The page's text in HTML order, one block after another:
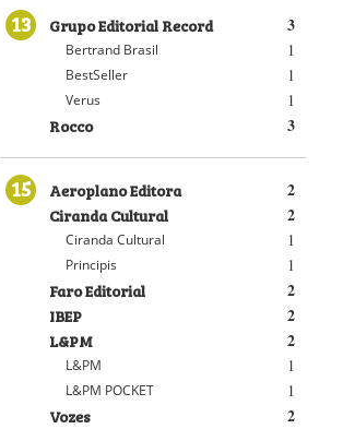
13 3
Grupo Editorial Record
1
Bertrand Brasil
1
BestSeller
1
Verus
3
Rocco
15 2
Aeroplano Editora
2
Ciranda Cultural
1
Ciranda Cultural
1
Principis
2
Faro Editorial
2
IBEP
2
L&PM
1
L&PM
1
L&PM POCKET
2
Vozes